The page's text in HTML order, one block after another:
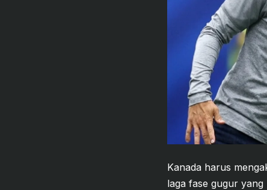
Kanada harus
laga fase gugur